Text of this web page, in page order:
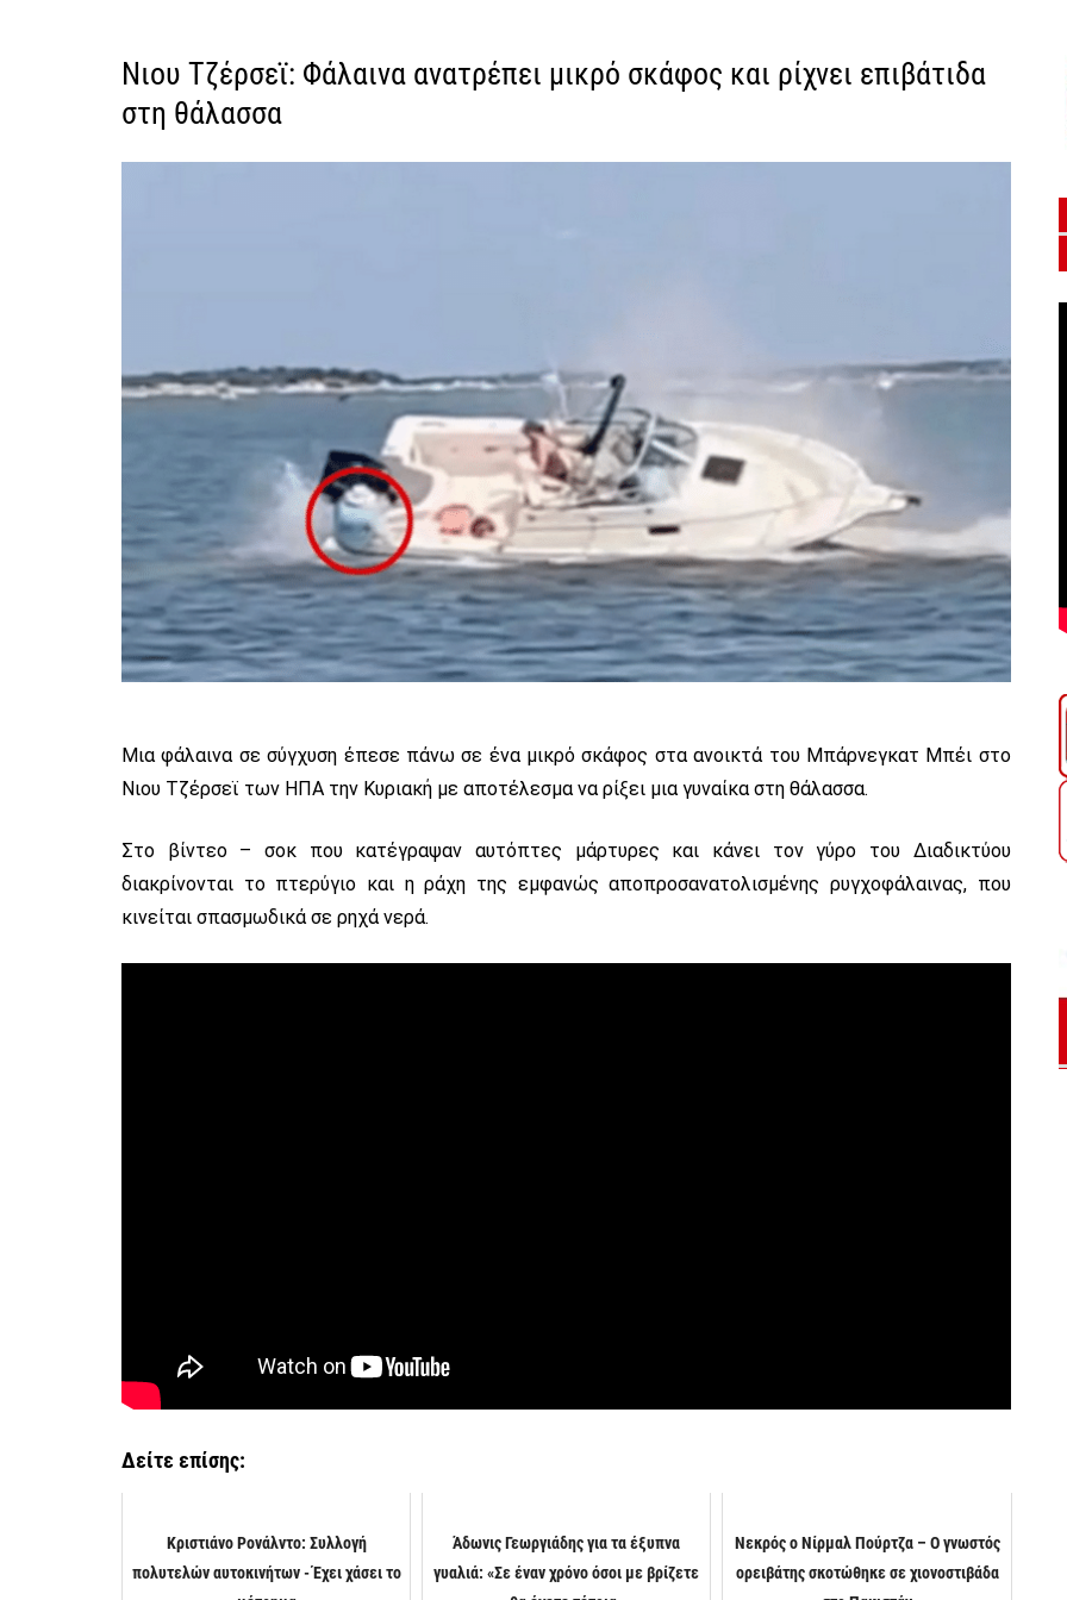
Νιου Τζέρσεϊ: Φάλαινα ανατρέπει μικρό σκάφος και ρίχνει επιβάτιδα
στη θάλασσα
Μια φάλαινα σε σύγχυση έπεσε πάνω σε ένα μικρό σκάφος στα ανοικτά του Μπάρνεγκατ Μπέι στο
Νιου Τζέρσεϊ των ΗΠΑ την Κυριακή με αποτέλεσμα να ρίξει μια γυναίκα στη θάλασσα.
Στο βίντεο – σοκ που κατέγραψαν αυτόπτες μάρτυρες και κάνει τον γύρο του Διαδικτύου
διακρίνονται το πτερύγιο και η ράχη της εμφανώς αποπροσανατολισμένης ρυγχοφάλαινας, που
κινείται σπασμωδικά σε ρηχά νερά.
Δείτε επίσης:
Κριστιάνο Ρονάλντο: Συλλογή
πολυτελών αυτοκινήτων - Έχει χάσει το
Άδωνις Γεωργιάδης για τα έξυπνα
γυαλιά: «Σε έναν χρόνο όσοι με βρίζετε
Νεκρός ο Νίρμαλ Πούρτζα – Ο γνωστός
ορειβάτης σκοτώθηκε σε χιονοστιβάδα